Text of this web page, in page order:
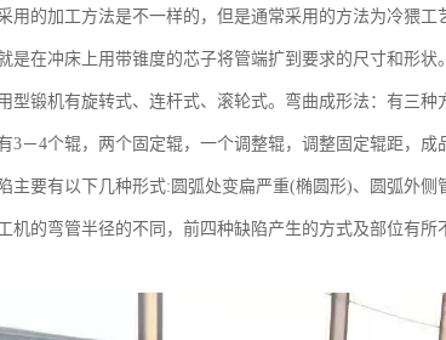
用的加工方法是不一样的，但是通常采用的方法为冷猥
是在冲床上用带锥度的芯子将管端扩到要求的尺寸和形
型锻机有旋转式、连杆式、滚轮式。弯曲成形法：有三
3－4个辊，两个固定辊，一个调整辊，调整固定辊距，
主要有以下几种形式:圆弧处变扁严重(椭圆形)、圆弧外
机的弯管半径的不同，前四种缺陷产生的方式及部位有